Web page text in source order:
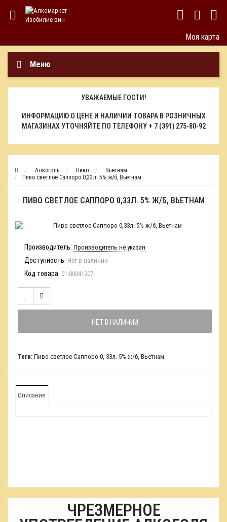
Моя карта
Меню
УВАЖАЕМЫЕ ГОСТИ!
ИНФОРМАЦИЮ О ЦЕНЕ И НАЛИЧИИ ТОВАРА В РОЗНИЧНЫХ
МАГАЗИНАХ УТОЧНЯЙТЕ ПО ТЕЛЕФОНУ + 7 (391) 275-80-92
Алкоголь Пиво
Вьетнам
Пиво светлое Саппоро 0,33л. 5% ж/б, Вьетнам
ПИВО СВЕТЛОЕ САППОРО 0,33Л. 5% Ж/Б, ВЬЕТНАМ
Производитель: Производитель не указан
Доступность: Нет в наличии
Код товара: 01-00041207
НЕТ В НАЛИЧИИ
Теги: Пиво светлое Саппоро 0, 33л. 5% ж/б, Вьетнам
Описание
ЧРЕЗМЕРНОЕ